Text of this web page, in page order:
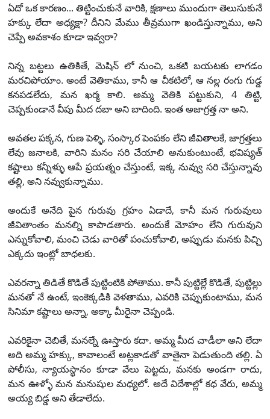
ఏదో ఒక కారణం... తిట్టించుకునే వారికి, క్షణాలు ముందుగా తెలుసుకునే
హక్కు లేదా అధ్యక్షా? దీనిని మేము తీవ్రముగా ఖండిస్తున్నాము, అని
చెప్పే అవకాశం కూడా ఇవ్వరా?
నిన్న బట్టలు ఉతికితే, మెషిన్ లో నుంచి, ఒకటి బయటకు లాగడం
మరచిపోయాం. అంటే వెతికాము, కానీ ఆ చీకటిలో, ఆ నల్ల రంగు గుడ్డ
కనపడలేదు, మన ఖర్మ కాలి. అమ్మ వెతికి పట్టుకుని, 4 తిట్టి,
చెప్పకుండానే వీపు మీద దబా అని బాదింది. ఇంత అజాగ్రత్త నా అని.
అవతల పక్కన, గుణ పెళ్ళి, సంస్కార పెంపకం లేని జీవితాలకే, జాగ్రత్తలు
లేవు జనాలకి, వారిని మనం సరి చేయాలి అనుకుంటుంటే, భవిష్యత్
కష్టాలు కన్నీళ్ళు ఆపే ప్రయత్నం చేస్తుంటే, ఇక్క నువ్వు సరి చేస్తున్నావు
తల్లి, అని నవ్వుకున్నాము.
అందుకే అనేది పైన గురువు గ్రహం ఏడాదే, కానీ మన గురువులు
జీవితాంతం మనల్ని కాపాడతారు. అందుకే మోహం లేని గురువుని
ఎన్నుకోవాలి, మంచి చెడు వారితో పంచుకోవాలి, అప్పుడు మనకు పిచ్చి
ఎక్కదు ఇంట్లో బాధలకు.
ఎవరన్నా తిడితే కొడితే పుట్టింటికి పోతాము. కానీ పుట్టిల్లే కొడితే, పుట్టిల్లు
మనతో నే ఉంటే, ఇంకెక్కడికి వెళతాము, ఎవరికి చెప్పుకుంటాము, మన
సినిమా కష్టాలు అన్నా, అక్కా మీరైనా చెప్పండి.
ఎవరికైనా చెబితే, మనల్నే ఊస్తారు కదా. అమ్మ మీద చాడీలా అని లేదా
అది అమ్మ హక్కు, కావాలంటే అట్లకాడతో వాతైనా పెడుతుంది తల్లి. ఏ
పోలీసు, న్యాయస్థానం కూడా వేలు పెట్టదు, మనకు అండగా రాదు,
మన ఊళ్ళో మన మనుషుల మధ్యలో. అదే విదేశాల్లో కధ వేరు, అమ్మ
అయ్య బిడ్డ అని తేడాలేదు.